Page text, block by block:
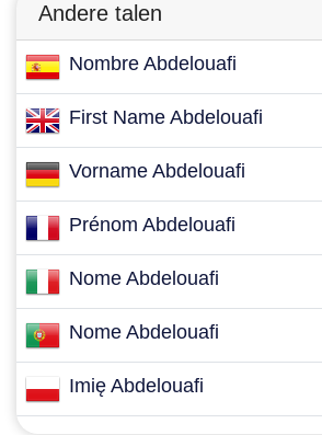
Andere talen
Nombre Abdelouafi
First Name Abdelouafi
Vorname Abdelouafi
Prénom Abdelouafi
Nome Abdelouafi
Nome Abdelouafi
Imię Abdelouafi